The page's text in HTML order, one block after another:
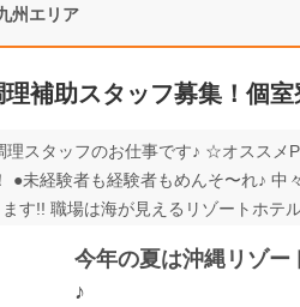
州エリア
補助スタッフ募集！個室
スタッフのお仕事です♪ ☆オスス
●未経験者も経験者もめんそ〜れ♪
す!! 職場は海が見えるリゾートホ
ない方もご安心ください!! →おしゃべ
、地元沖縄の魅力もご案内します〜
今年の夏は沖縄リゾー
♪